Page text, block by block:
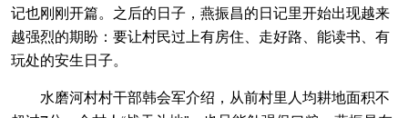
记也刚刚开篇。之后的日子，燕振昌的日记里开始出现越来
越强烈的期盼：要让村民过上有房住、走好路、能读书、有
玩处的安生日子。
水磨河村村干部韩会军介绍，从前村里人均耕地面积不